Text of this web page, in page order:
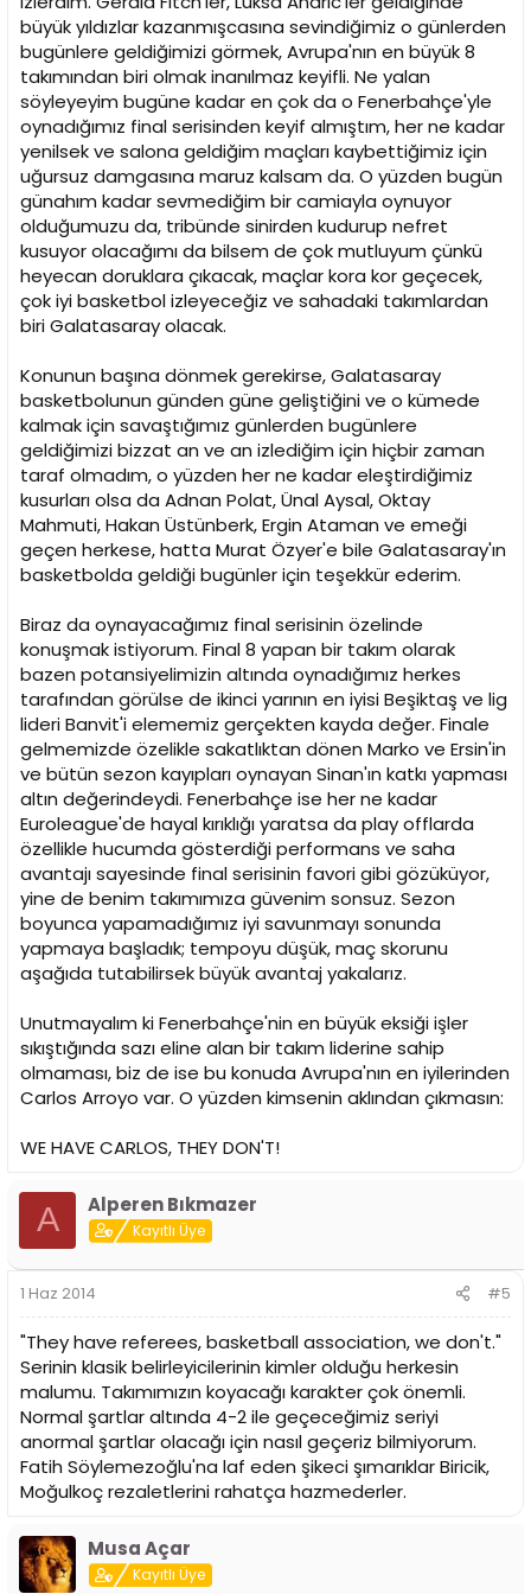
iyi katkılar vermesi, Ersin'in yakaladığı ritmi sürdürmesi,
Furkan'ın Arroyo ile oynadığı P&R'ler ve ribaund katkısı ile
daha çok oyuna girmesi, kısacası uzunlarımızın genel
Play-Off performanslarının en az iki kademe üstüne
çıkarak oynaması belirleyici faktör olacaktır.
Fenerbaçe Ülker'de ise finale gelirken Bojan Bogdanovic
ve McCalebb performansları ile öne çıkan isimler oldular.
McCalebb'in deliciliği ile önemli farklar yarattığı anlar
olduğunu söyleyebiliriz, bunun yanı sıra beş Play-Off
maçının dördünde çift haneli skorlar üreten Bogdanovic
de skorun ana yüklenicilerinden biri. Kleiza, Bjelica,
Preldzic, Oğuz gibi isimlerden de verim alan Fenerbahçe
Ülker'i sene içinde bir maçta yenerken, deplasmandan
ise mağlubiyet ile ayrılmıştık. Bjelica ve McCalebb'ın enerji
içeren performansları ile Fenerbahçe Ülker'in oyunun ana
Bogdanovic'e, Sinan&Markoishvili ikilisi ile yapacağımız
savunma son derece önemli olacaktır. Pota altında
ribaundlarda etkin olmak, oyunun temposunu istediğimiz
seviyelerde tutmak, savunmada vidaları her zaman
Euroleague sertliğinde tutmak son derece önemli.
Seride ev sahibi avantajına sahip Fenerbahçe Ülker 'e
karşı ilk iki deplasmanda maçından en azından birin
çalarak gelmek, şampiyon yolunda yolumuzu açacaktır.
Son senelerde lige adeta damgasını vuran Ergin
Ataman'ın "winner" kimliğini ortaya koyarak, sezon
hafızalarımıza getirerek, şampiyonluk yolunda Yenilmez
Armada'ya başarılar diliyoruz. Bu yolda Abdi İpekçi Spor
Salonu'nda oynanacak üçüncü ve dördüncü maça
taraftarımızı bekliyoruz.
"Winner" Ergin Ataman'ın önderliğinde, "Kaptan" Arroyo
liderliğinde, "Marko Paşa"nın desteğiyle ve diğer Yenilmez
Armada aslanlarının katkısıyla takımımızın şampiyonluğa
yürüyeceğine dair inancımız tam.
Takımların önemli isimleri;
Galatasaray Liv Hospital
Carlos Alberto Arroyo Bermudez - 12.1 Sayı 4.5 Asist 2.0
Ribaund
Manuchar Markosivili - 8.2 Sayı 1.0 Asist 1.7 Ribaund
Sinan Güler - 6.7 Sayı 2.0 Asist 2.4 Ribaund
Zoran Erceg - 11.0 Sayı 1.2 Asist 4.8 Ribaund
Fenerbahçe Ülker
Bo McCalebb - 10.0 Sayı 3.2 Asist 2.2 Ribaund
Bojan Bogdanovic - 12.8 Sayı 2.5 Asist 2.3 Ribaund
Nemanja Bjelica - 8.7 Sayı 5.8 Ribaund
Emir Preldzic - 7.0 Sayı 4.7 Asist 3.5 Ribaund
Maç Programı;
3 Haziran 2014 - Ülker Sports Arena
5 Haziran 2014 - Ülker Sports Arena
8 Haziran 2014 - Abdi İpekçi Spor Salonu
10 Haziran 2014 - Abdi İpekçi Spor Salonu
16 Haziran 2014 - Abdi İpekçi Spor Salonu (Gerekirse)
19 Haziran 2014 - Ülker Sports Arena (Gerekirse)
büyük yıldızlar kazanmışcasına sevindiğimiz o günlerden
bugünlere geldiğimizi görmek, Avrupa'nın en büyük 8
takımından biri olmak inanılmaz keyifli. Ne yalan
söyleyeyim bugüne kadar en çok da o Fenerbahçe'yle
oynadığımız final serisinden keyif almıştım, her ne kadar
yenilsek ve salona geldiğim maçları kaybettiğimiz için
uğursuz damgasına maruz kalsam da. O yüzden bugün
günahım kadar sevmediğim bir camiayla oynuyor
olduğumuzu da, tribünde sinirden kudurup nefret
kusuyor olacağımı da bilsem de çok mutluyum çünkü
heyecan doruklara çıkacak, maçlar kora kor geçecek,
çok iyi basketbol izleyeceğiz ve sahadaki takımlardan
biri Galatasaray olacak.
Konunun başına dönmek gerekirse, Galatasaray
basketbolunun günden güne geliştiğini ve o kümede
kalmak için savaştığımız günlerden bugünlere
geldiğimizi bizzat an ve an izlediğim için hiçbir zaman
taraf olmadım, o yüzden her ne kadar eleştirdiğimiz
kusurları olsa da Adnan Polat, Ünal Aysal, Oktay
Mahmuti, Hakan Üstünberk, Ergin Ataman ve emeği
geçen herkese, hatta Murat Özyer'e bile Galatasaray'ın
basketbolda geldiği bugünler için teşekkür ederim.
Biraz da oynayacağımız final serisinin özelinde
konuşmak istiyorum. Final 8 yapan bir takım olarak
bazen potansiyelimizin altında oynadığımız herkes
tarafından görülse de ikinci yarının en iyisi Beşiktaş ve lig
lideri Banvit'i elememiz gerçekten kayda değer. Finale
gelmemizde özelikle sakatlıktan dönen Marko ve Ersin'in
ve bütün sezon kayıpları oynayan Sinan'ın katkı yapması
altın değerindeydi. Fenerbahçe ise her ne kadar
Euroleague'de hayal kırıklığı yaratsa da play offlarda
özellikle hucumda gösterdiği performans ve saha
avantajı sayesinde final serisinin favori gibi gözüküyor,
yine de benim takımımıza güvenim sonsuz. Sezon
boyunca yapamadığımız iyi savunmayı sonunda
yapmaya başladık; tempoyu düşük, maç skorunu
aşağıda tutabilirsek büyük avantaj yakalarız.
Unutmayalım ki Fenerbahçe'nin en büyük eksiği işler
sıkıştığında sazı eline alan bir takım liderine sahip
olmaması, biz de ise bu konuda Avrupa'nın en iyilerinden
Carlos Arroyo var. O yüzden kimsenin aklından çıkmasın:
WE HAVE CARLOS, THEY DON'T!
A Alperen Bıkmazer
Kayıtlı Üye
1 Haz 2014 #5
"They have referees, basketball association, we don't."
Serinin klasik belirleyicilerinin kimler olduğu herkesin
malumu. Takımımızın koyacağı karakter çok önemli.
Normal şartlar altında 4-2 ile geçeceğimiz seriyi
anormal şartlar olacağı için nasıl geçeriz bilmiyorum.
Fatih Söylemezoğlu'na laf eden şikeci şımarıklar Biricik,
Moğulkoç rezaletlerini rahatça hazmederler.
Musa Açar
Kayıtlı Üye